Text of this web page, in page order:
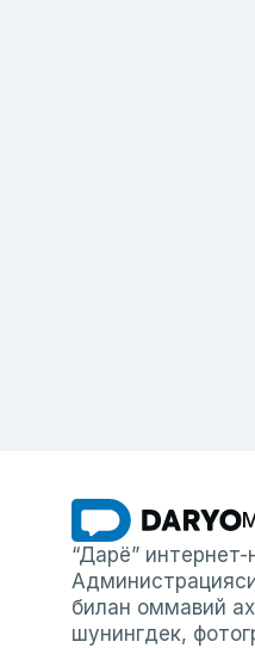
“Дарё”
билан оммавий
шунингдек,